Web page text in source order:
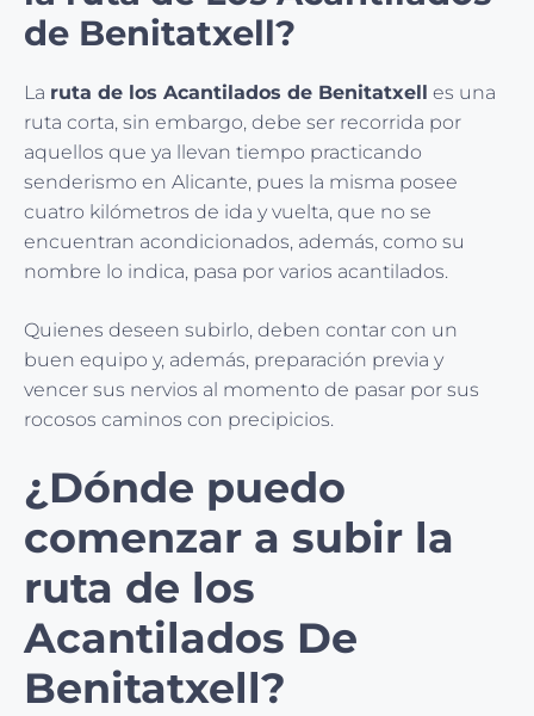
de Benitatxell?
La ruta de los Acantilados de Benitatxell
es una
ruta corta, sin embargo, debe ser recorrida por
aquellos que ya llevan tiempo practicando
senderismo en Alicante, pues la misma posee
cuatro kilómetros de ida y vuelta, que no se
encuentran acondicionados, además, como su
nombre lo indica, pasa por varios acantilados.
Quienes deseen subirlo, deben contar con un
buen equipo y, además, preparación previa y
vencer sus nervios al momento de pasar por sus
rocosos caminos con precipicios.
¿Dónde puedo
comenzar a subir la
ruta de los
Acantilados De
Benitatxell?